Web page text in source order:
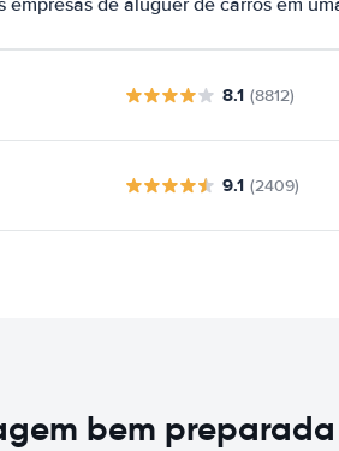
de aluguer de carros em
8.1 (8812)
9.1 (2409)
bem preparada